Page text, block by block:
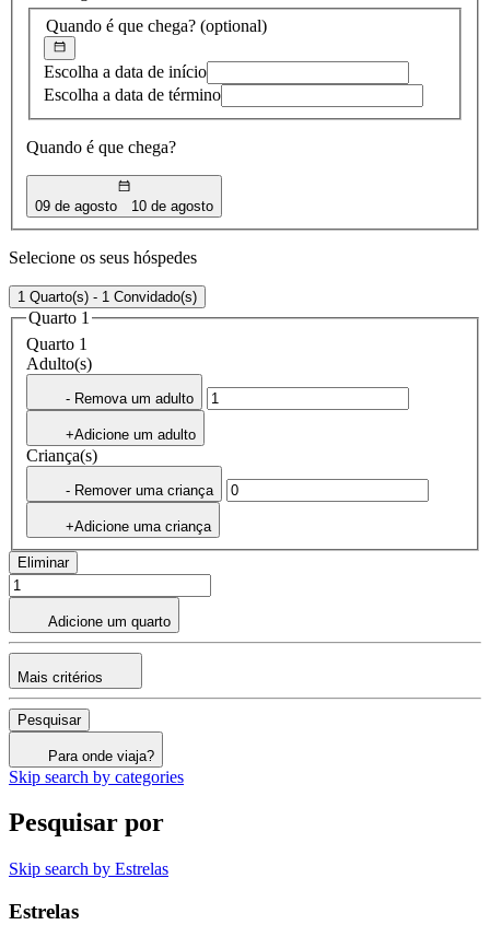
Quando é que chega? (optional)
Escolha a data de início
Escolha a data de término
Quando é que chega?
09 de agosto 10 de agosto
Selecione os seus hóspedes
1 Quarto(s) - 1 Convidado(s)
Quarto 1
Quarto 1
Adulto(s)
- Remova um adulto
+Adicione um adulto
Criança(s)
- Remover uma criança
+Adicione uma criança
Eliminar
Adicione um quarto
Mais critérios
Pesquisar
Para onde viaja?
Skip search by categories
Pesquisar por
Skip search by Estrelas
Estrelas